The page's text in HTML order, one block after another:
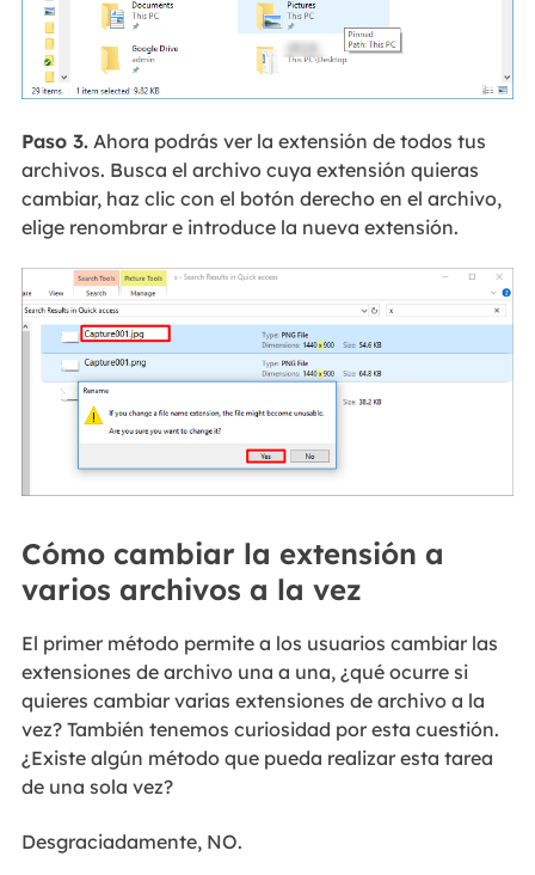
Paso 3.Ahora podrás ver la extensión de todos tus
archivos. Busca el archivo cuya extensión quieras
cambiar, haz clic con el botón derecho en el archivo,
elige renombrar e introduce la nueva extensión.
Cómo cambiar la extensión a
varios archivos a la vez
El primer método permite a los usuarios cambiar las
extensiones de archivo una a una, ¿qué ocurre si
quieres cambiar varias extensiones de archivo a la
vez? También tenemos curiosidad por esta cuestión.
¿Existe algún método que pueda realizar esta tarea
de una sola vez?
Desgraciadamente, NO.